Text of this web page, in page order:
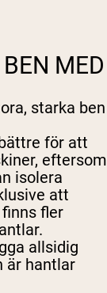
MED
starka ben
för att
eftersom
isolera
att
fler
allsidig
är hantlar